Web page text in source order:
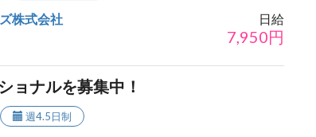
株式会社
日給
7,950円
ョナルを募集中！
週4.5日制